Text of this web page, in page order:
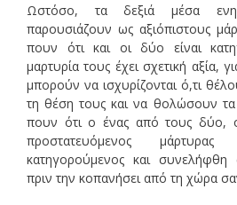
Ωστόσο, τα δεξιά μέσα
παρουσιάζουν ως αξιόπιστους
πουν ότι και οι δύο είναι
μαρτυρία τους έχει σχετική αξία,
μπορούν να ισχυρίζονται ό,τι
τη θέση τους και να θολώσουν
πουν ότι ο ένας από τους δύο,
προστατευόμενος
κατηγορούμενος και συνελήφθη
πριν την κοπανήσει από τη χώρα